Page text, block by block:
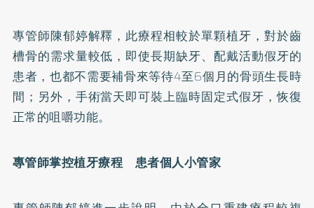
專管師陳郁婷解釋，此療程相較於單顆植牙，對於齒
槽骨的需求量較低，即使長期缺牙、配戴活動假牙的
患者，也都不需要補骨來等待4至6個月的骨頭生長時
間；另外，手術當天即可裝上臨時固定式假牙，恢復
正常的咀嚼功能。
專管師掌控植牙療程 患者個人小管家